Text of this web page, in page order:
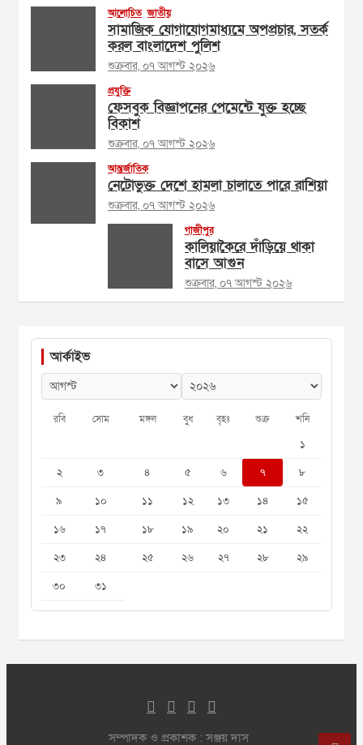
আলোচিত জাতীয়
সামাজিক যোগাযোগমাধ্যমে অপপ্রচার, সতর্ক
করল বাংলাদেশ পুলিশ
শুক্রবার, ০৭ আগস্ট ২০২৬
প্রযুক্তি
ফেসবুক বিজ্ঞাপনের পেমেন্টে যুক্ত হচ্ছে
বিকাশ
শুক্রবার, ০৭ আগস্ট ২০২৬
আন্তর্জাতিক
নেটোভুক্ত দেশে হামলা চালাতে পারে রাশিয়া
শুক্রবার, ০৭ আগস্ট ২০২৬
গাজীপুর
কালিয়াকৈরে দাঁড়িয়ে থাকা
বাসে আগুন
শুক্রবার, ০৭ আগস্ট ২০২৬
আর্কাইভ
রবি সোম মঙ্গল বুধ বৃহঃ শুক্র শনি
১
২
৩ ৪ ৫ ৬ ৭
৮
৯
১০ ১১ ১২ ১৩ ১৪
১৫
১৬
১৭ ১৮ ১৯ ২০ ২১
২২
২৩
২৪ ২৫ ২৬ ২৭ ২৮
২৯
৩০
৩১
সম্পাদক ও প্রকাশক : সঞ্জয় দাস